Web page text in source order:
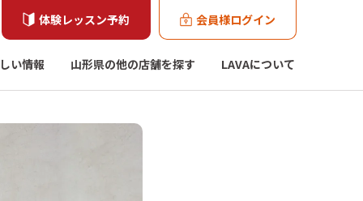
体験レッスン予約 会員様ログイン
い情報 山形県の他の店舗を探す LAVAについて